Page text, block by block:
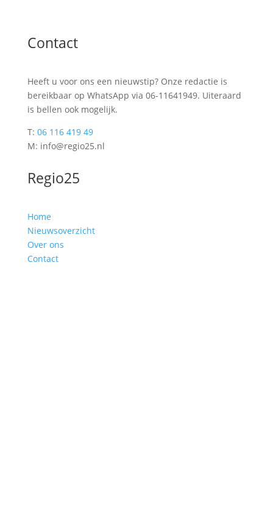
Contact
Heeft u voor ons een nieuwstip? Onze redactie is
bereikbaar op WhatsApp via 06-11641949. Uiteraard
is bellen ook mogelijk.
T: 06 116 419 49
M: info@regio25.nl
Regio25
Home
Nieuwsoverzicht
Over ons
Contact